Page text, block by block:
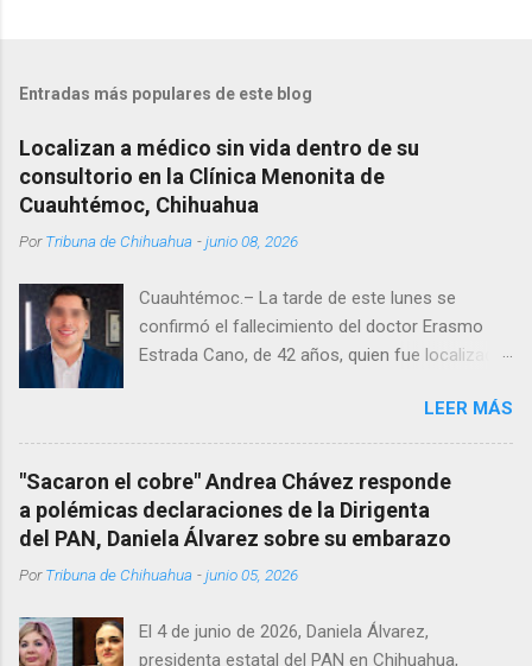
Entradas más populares de este blog
Localizan a médico sin vida dentro de su
consultorio en la Clínica Menonita de
Cuauhtémoc, Chihuahua
PorTribuna de Chihuahua -junio 08, 2026
Cuauhtémoc.– La tarde de este lunes se
confirmó el fallecimiento del doctor Erasmo
Estrada Cano, de 42 años, quien fue localizado
Menonita, ubicada en el kilómetro 10 del
Corredor Comercial. Según reportes el médico
se habría quitado la vida mientras permanecía
encerrado en el consultorio, por lo que
autoridades tuvieron que derribar la puerta,
Estrada, quien se desempeñó como presidente
un médico reconocido en la región.
LEER MÁS
"Sacaron el cobre" Andrea Chávez responde
a polémicas declaraciones de la Dirigenta
del PAN, Daniela Álvarez sobre su embarazo
PorTribuna de Chihuahua -junio 05, 2026
El 4 de junio de 2026, Daniela Álvarez,
presidenta estatal del PAN en Chihuahua,